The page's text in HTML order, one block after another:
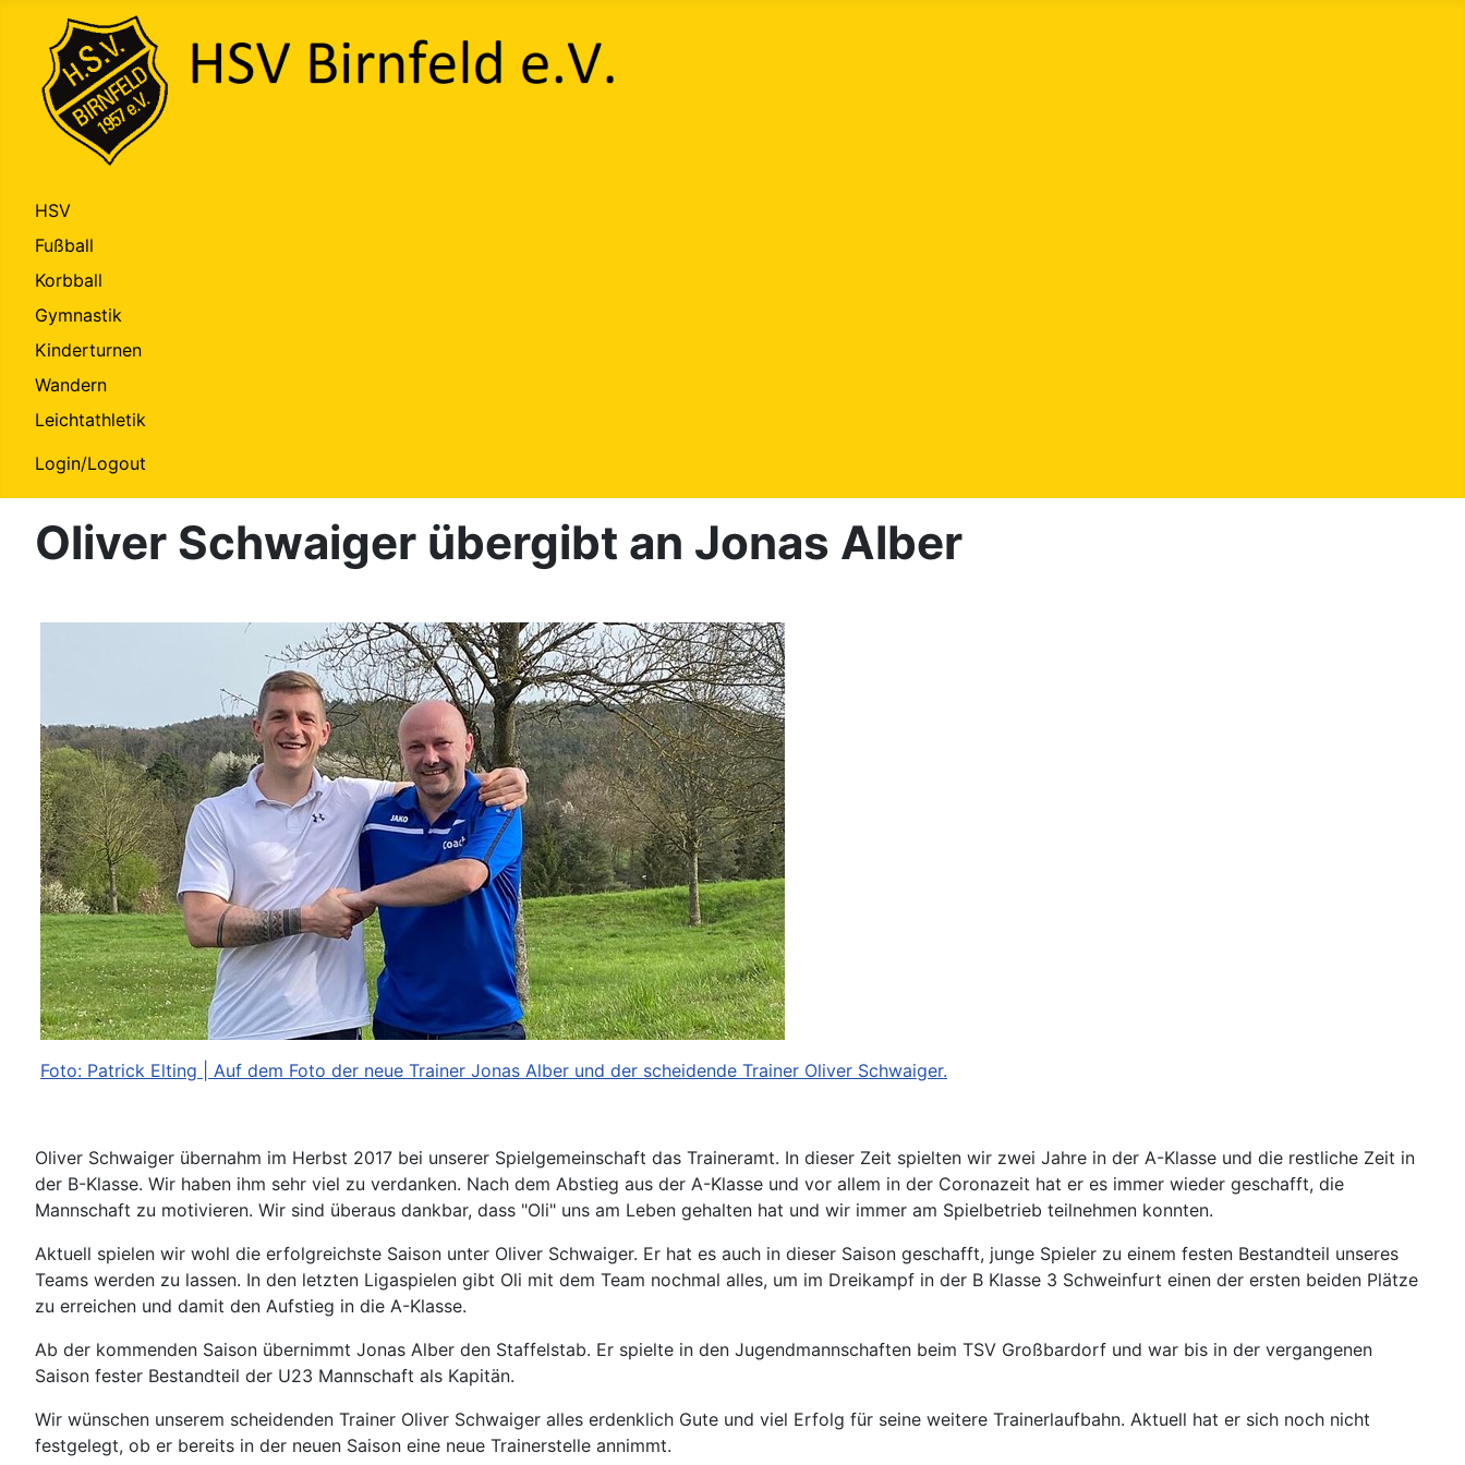
HSV
Fußball
Korbball
Gymnastik
Kinderturnen
Wandern
Leichtathletik
Login/Logout
Oliver Schwaiger übergibt an Jonas Alber
Foto: Patrick Elting | Auf dem Foto der neue Trainer Jonas Alber und der scheidende Trainer Oliver Schwaiger.
Oliver Schwaiger übernahm im Herbst 2017 bei unserer Spielgemeinschaft das Traineramt. In dieser Zeit spielten wir zwei Jahre in der A-Klasse und die restliche Zeit in
der B-Klasse. Wir haben ihm sehr viel zu verdanken. Nach dem Abstieg aus der A-Klasse und vor allem in der Coronazeit hat er es immer wieder geschafft, die
Mannschaft zu motivieren. Wir sind überaus dankbar, dass "Oli" uns am Leben gehalten hat und wir immer am Spielbetrieb teilnehmen konnten.
Aktuell spielen wir wohl die erfolgreichste Saison unter Oliver Schwaiger. Er hat es auch in dieser Saison geschafft, junge Spieler zu einem festen Bestandteil unseres
Teams werden zu lassen. In den letzten Ligaspielen gibt Oli mit dem Team nochmal alles, um im Dreikampf in der B Klasse 3 Schweinfurt einen der ersten beiden Plätze
zu erreichen und damit den Aufstieg in die A-Klasse.
Ab der kommenden Saison übernimmt Jonas Alber den Staffelstab. Er spielte in den Jugendmannschaften beim TSV Großbardorf und war bis in der vergangenen
Saison fester Bestandteil der U23 Mannschaft als Kapitän.
Wir wünschen unserem scheidenden Trainer Oliver Schwaiger alles erdenklich Gute und viel Erfolg für seine weitere Trainerlaufbahn. Aktuell hat er sich noch nicht
festgelegt, ob er bereits in der neuen Saison eine neue Trainerstelle annimmt.